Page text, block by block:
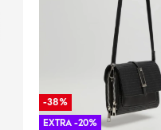
-38%
EXTRA -20%